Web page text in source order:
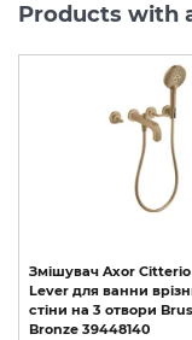
Products with
Змішувач Axor Citterio
Lever для ванни
стіни на 3 отвори
Bronze 39448140